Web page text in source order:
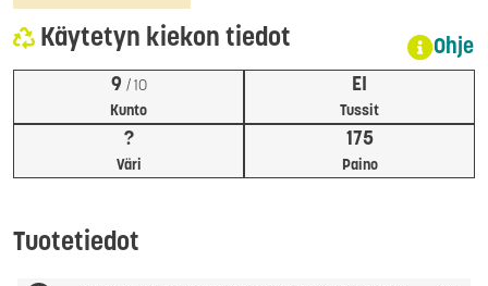
Käytetyn kiekon tiedot Ohje
Kunto
9 / 10
Tussit
EI
Väri
?
Paino
175
Tuotetiedot